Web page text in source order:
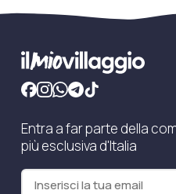
Entra a far parte della
più esclusiva d'Italia